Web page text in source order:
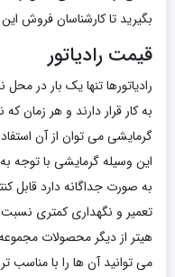
بگیرید تا کارشناسان فروش
قیمت رادیاتور
رادیاتورها تنها یک بار در
به کار قرار دارند و هر زمان
گرمایشی می توان از آن
این وسیله گرمایشی با توجه
به صورت جداگانه دارد قابل
تعمیر و نگهداری کمتری
هیتر از دیگر محصولات
می توانید آن ها را با مناسب